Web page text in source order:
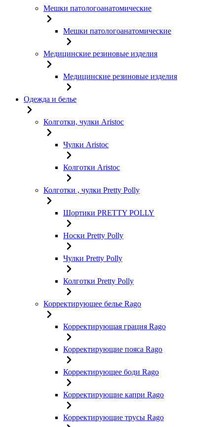
Мешки патологоанатомические
Мешки патологоанатомические
Медицинские резиновые изделия
Медицинские резиновые изделия
Одежда и белье
Колготки, чулки Aristoc
Чулки Aristoc
Колготки Aristoc
Колготки , чулки Pretty Polly
Шортики PRETTY POLLY
Носки Pretty Polly
Чулки Pretty Polly
Колготки Pretty Polly
Корректирующее белье Rago
Корректирующая грация Rago
Корректирующие пояса Rago
Корректирующее боди Rago
Корректирующие капри Rago
Корректирующие трусы Rago